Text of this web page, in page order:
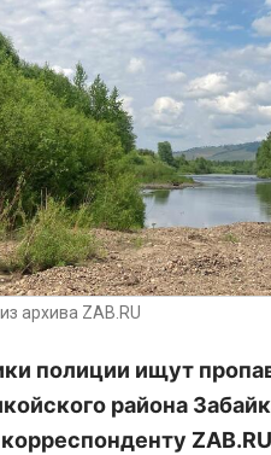
архива ZAB.RU
полиции ищут
района
корреспонденту